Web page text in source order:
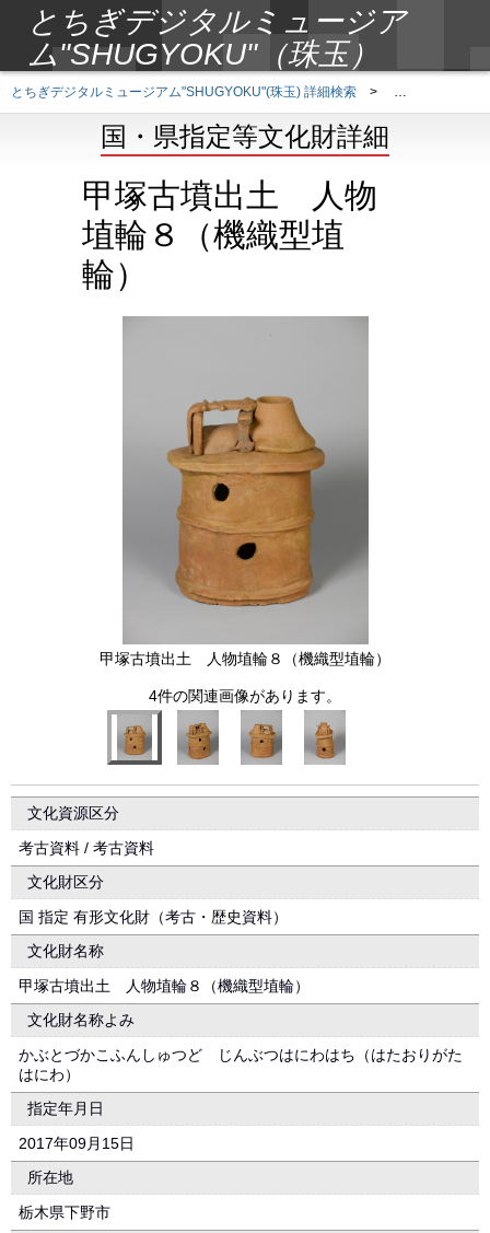
とちぎデジタルミュージア
ム"SHUGYOKU"（珠玉）
とちぎデジタルミュージアム"SHUGYOKU"(珠玉) 詳細検索 > 国・県指定等文
国・県指定等文化財詳細
甲塚古墳出土 人物
埴輪８（機織型埴
輪）
甲塚古墳出土 人物埴輪８（機織型埴輪）
4件の関連画像があります。
文化資源区分
考古資料 / 考古資料
文化財区分
国 指定 有形文化財（考古・歴史資料）
文化財名称
甲塚古墳出土 人物埴輪８（機織型埴輪）
文化財名称よみ
かぶとづかこふんしゅつど じんぶつはにわはち（はたおりがた
はにわ）
指定年月日
2017年09月15日
所在地
栃木県下野市